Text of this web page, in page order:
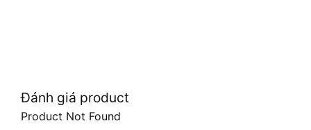
Đánh giá product
Product Not Found